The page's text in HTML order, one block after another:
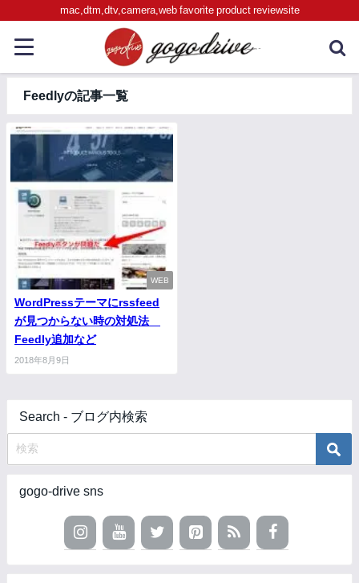
mac,dtm,dtv,camera,web favorite product reviewsite
Feedlyの記事一覧
WEB
WordPressテーマにrssfeed
が見つからない時の対処法
Feedly追加など
2018年8月9日
Search - ブログ内検索
gogo-drive sns